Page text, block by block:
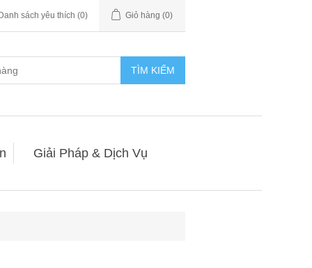
Danh sách yêu thích (0) Giỏ hàng (0)
TÌM KIẾM
Giải Pháp & Dịch Vụ